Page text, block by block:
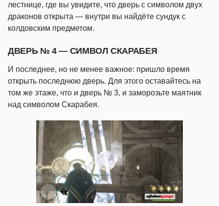
лестнице, где вы увидите, что дверь с символом двух
драконов открыта — внутри вы найдёте сундук с
колдовским предметом.
ДВЕРЬ № 4 — СИМВОЛ СКАРАБЕЯ
И последнее, но не менее важное: пришло время
открыть последнюю дверь. Для этого оставайтесь на
том же этаже, что и дверь № 3, и заморозьте маятник
над символом Скарабея.